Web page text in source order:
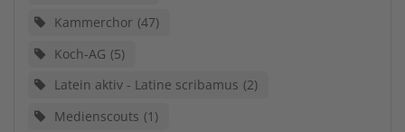
Kammerchor 47
Koch-AG 5
Latein aktiv - Latine scribamus 2
Medienscouts 1